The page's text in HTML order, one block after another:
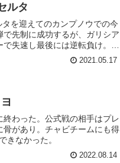
ルタ
を迎えてのカンプノウでの今
先制に成功するが、ガリシア
失速し最後には逆転負け。こ
るので泣けてくる。最終節は
2021.05.17
わった。公式戦の相手はプレ
があり。チャビチームにも得
きなかった。
2022.08.14